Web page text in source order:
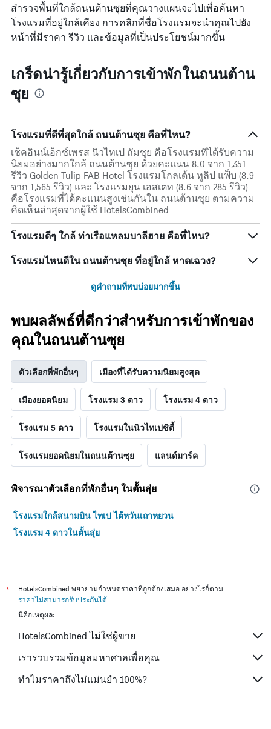
สำรวจพื้นที่ใกล้ถนนต้านซุยที่คุณวางแผนจะไปเพื่อค้นหา
โรงแรมที่อยู่ใกล้เคียง การคลิกที่ชื่อโรงแรมจะนำคุณไปยัง
หน้าที่มีราคา รีวิว และข้อมูลที่เป็นประโยชน์มากขึ้น
เกร็ดน่ารู้เกี่ยวกับการเข้าพักในถนนต้าน
ซุย
โรงแรมที่ดีที่สุดใกล้ ถนนต้านซุย คือที่ไหน?
เช็คอินน์เอ็กซ์เพรส นิวไทเป ถัมซุย คือโรงแรมที่ได้รับความ
นิยมอย่างมากใกล้ ถนนต้านซุย ด้วยคะแนน 8.0 จาก 1,351
รีวิว Golden Tulip FAB Hotel โรงแรมโกลเด้น ทูลิป แฟ็บ (8.9
จาก 1,565 รีวิว) และ โรงแรมยุน เอสเตท (8.6 จาก 285 รีวิว)
คือโรงแรมที่ได้คะแนนสูงเช่นกันใน ถนนต้านซุย ตามความ
คิดเห็นล่าสุดจากผู้ใช้ HotelsCombined
โรงแรมดีๆ ใกล้ ท่าเรือแหลมบาลีฮาย คือที่ไหน?
โรงแรมไหนดีใน ถนนต้านซุย ที่อยู่ใกล้ หาดเฉวง?
ดูคำถามที่พบบ่อยมากขึ้น
พบผลลัพธ์ที่ดีกว่าสำหรับการเข้าพักของ
คุณในถนนต้านซุย
ตัวเลือกที่พักอื่นๆ เมืองที่ได้รับความนิยมสูงสุด
เมืองยอดนิยม โรงแรม 3 ดาว โรงแรม 4 ดาว
โรงแรม 5 ดาว โรงแรมในนิวไทเปซิตี้
โรงแรมยอดนิยมในถนนต้านซุย แลนด์มาร์ค
พิจารณาตัวเลือกที่พักอื่นๆ ในตั้นสุ่ย
โรงแรมใกล้สนามบิน ไทเป ไต้หวันเถาหยวน
โรงแรม 4 ดาวในตั้นสุ่ย
*
HotelsCombined พยายามกำหนดราคาที่ถูกต้องเสมอ อย่างไรก็ตาม
ราคาไม่สามารถรับประกันได้
นี่คือเหตุผล:
HotelsCombined ไม่ใช่ผู้ขาย
เรารวบรวมข้อมูลมหาศาลเพื่อคุณ
ทำไมราคาถึงไม่แม่นยำ 100%?